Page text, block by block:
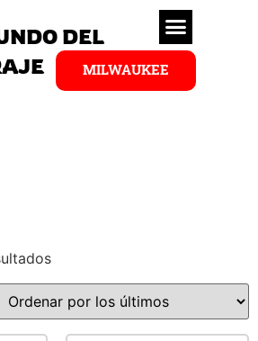
DEL
MILWAUKEE